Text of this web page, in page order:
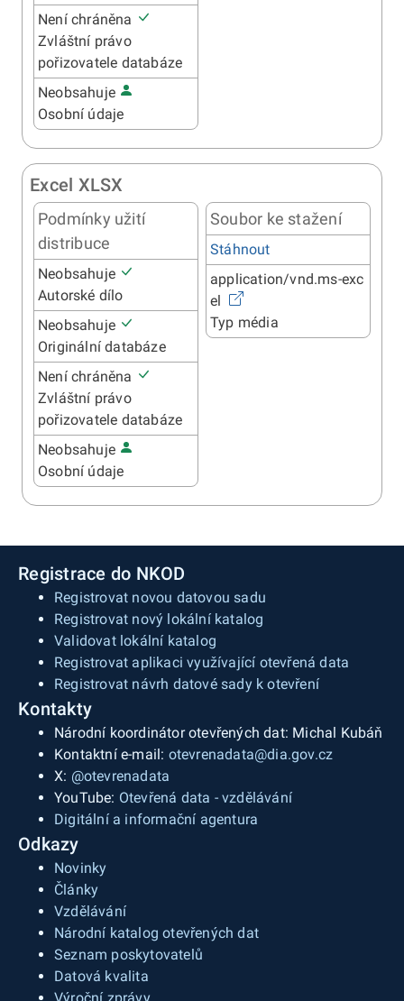
Není chráněna
Zvláštní právo
pořizovatele databáze
Neobsahuje
Osobní údaje
Excel XLSX
Podmínky užití
distribuce
Neobsahuje
Autorské dílo
Neobsahuje
Originální databáze
Není chráněna
Zvláštní právo
pořizovatele databáze
Neobsahuje
Osobní údaje
Soubor ke stažení
Stáhnout
application/vnd.ms-exc
el
Typ média
Registrace do NKOD
Registrovat novou datovou sadu
Registrovat nový lokální katalog
Validovat lokální katalog
Registrovat aplikaci využívající otevřená data
Registrovat návrh datové sady k otevření
Kontakty
Národní koordinátor otevřených dat: Michal Kubáň
Kontaktní e-mail: otevrenadata@dia.gov.cz
X: @otevrenadata
YouTube: Otevřená data - vzdělávání
Digitální a informační agentura
Odkazy
Novinky
Články
Vzdělávání
Národní katalog otevřených dat
Seznam poskytovatelů
Datová kvalita